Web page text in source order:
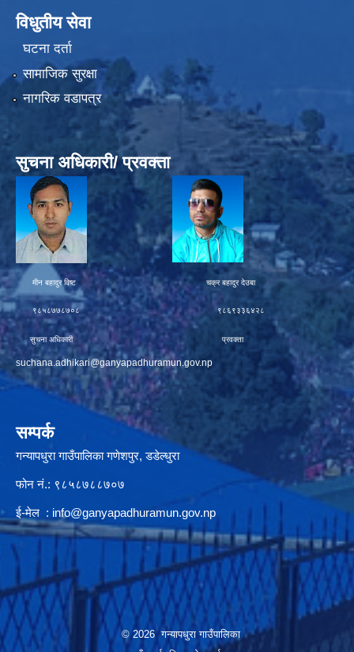
विधुतीय सेवा
घटना दर्ता
सामाजिक सुरक्षा
नागरिक वडापत्र
सुचना अधिकारी/ प्रवक्ता
मीन बहादुर विष्ट चक्र बहादुर देउबा
९८५८७७८७०८ ९८६९३३६४२८
सुचना अधिकारी प्रवक्ता
suchana.adhikari@ganyapadhuramun.gov.np
सम्पर्क
गन्यापधुरा गाउँपालिका गणेशपुर, डडेल्धुरा
फोन नं.: ९८५८७८८७०७
ई-मेल : info@ganyapadhuramun.gov.np
© 2026 गन्यापधुरा गाउँपालिका